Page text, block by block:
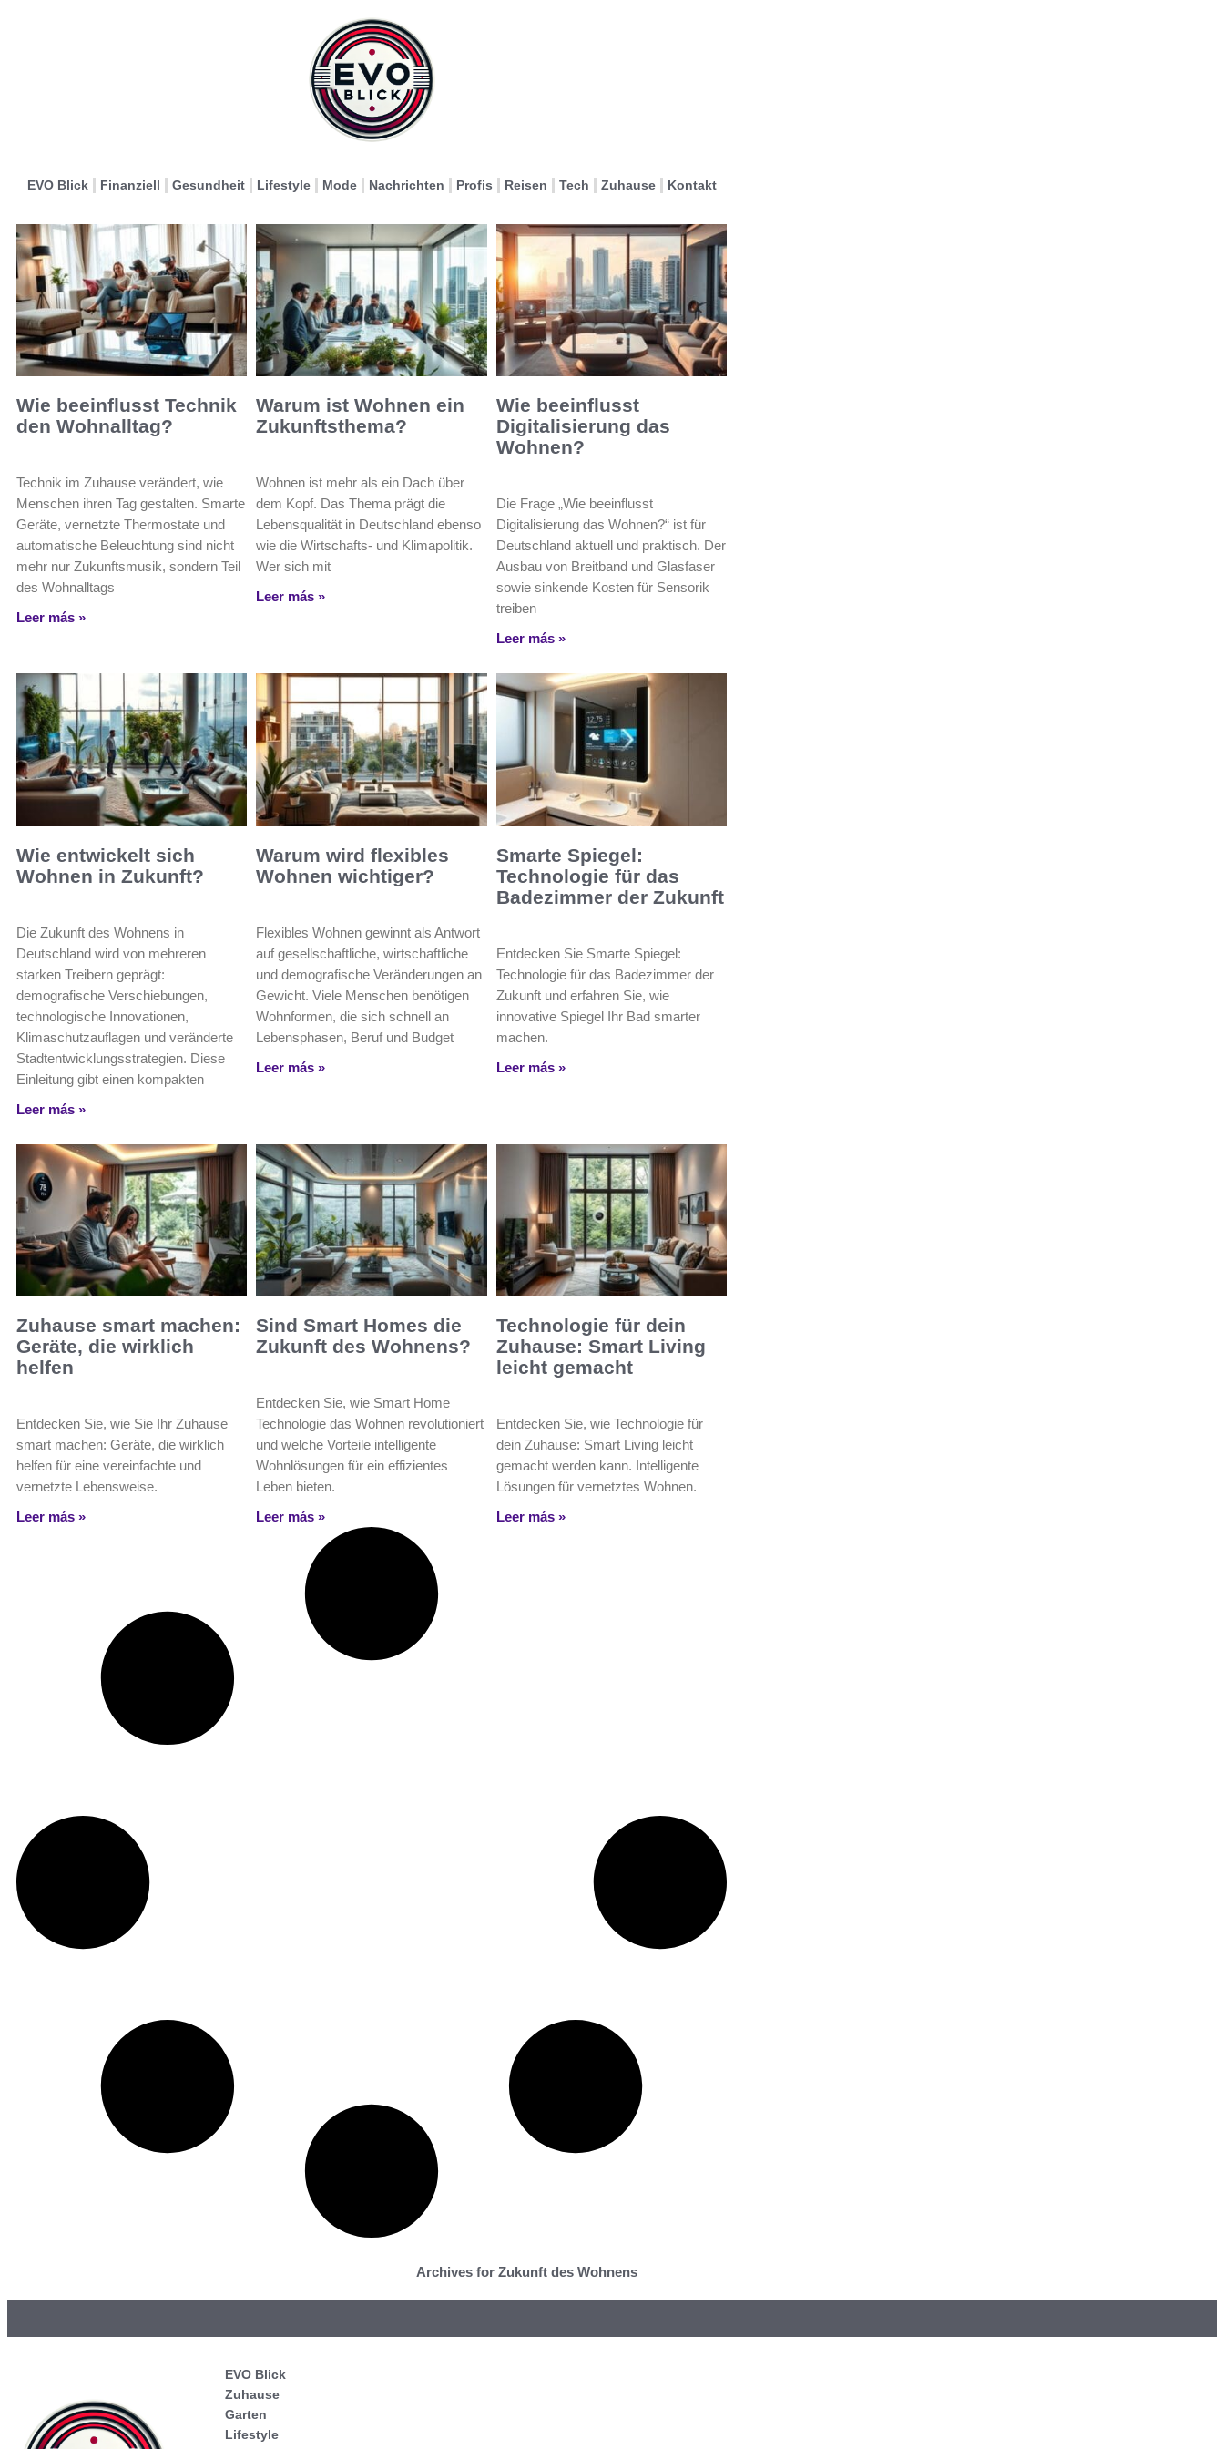
EVO Blick Finanziell Gesundheit Lifestyle Mode Nachrichten Profis Reisen Tech Zuhause Kontakt
Wie beeinflusst Technik
den Wohnalltag?
Technik im Zuhause verändert, wie
Menschen ihren Tag gestalten. Smarte
Geräte, vernetzte Thermostate und
automatische Beleuchtung sind nicht
mehr nur Zukunftsmusik, sondern Teil
des Wohnalltags
Leer más »
Warum ist Wohnen ein
Zukunftsthema?
Wohnen ist mehr als ein Dach über
dem Kopf. Das Thema prägt die
Lebensqualität in Deutschland ebenso
wie die Wirtschafts- und Klimapolitik.
Wer sich mit
Leer más »
Wie beeinflusst
Digitalisierung das
Wohnen?
Die Frage „Wie beeinflusst
Digitalisierung das Wohnen?“ ist für
Deutschland aktuell und praktisch. Der
Ausbau von Breitband und Glasfaser
sowie sinkende Kosten für Sensorik
treiben
Leer más »
Wie entwickelt sich
Wohnen in Zukunft?
Die Zukunft des Wohnens in
Deutschland wird von mehreren
starken Treibern geprägt:
demografische Verschiebungen,
technologische Innovationen,
Klimaschutzauflagen und veränderte
Stadtentwicklungsstrategien. Diese
Einleitung gibt einen kompakten
Leer más »
Warum wird flexibles
Wohnen wichtiger?
Flexibles Wohnen gewinnt als Antwort
auf gesellschaftliche, wirtschaftliche
und demografische Veränderungen an
Gewicht. Viele Menschen benötigen
Wohnformen, die sich schnell an
Lebensphasen, Beruf und Budget
Leer más »
Smarte Spiegel:
Technologie für das
Badezimmer der Zukunft
Entdecken Sie Smarte Spiegel:
Technologie für das Badezimmer der
Zukunft und erfahren Sie, wie
innovative Spiegel Ihr Bad smarter
machen.
Leer más »
Zuhause smart machen:
Geräte, die wirklich
helfen
Entdecken Sie, wie Sie Ihr Zuhause
smart machen: Geräte, die wirklich
helfen für eine vereinfachte und
vernetzte Lebensweise.
Leer más »
Sind Smart Homes die
Zukunft des Wohnens?
Entdecken Sie, wie Smart Home
Technologie das Wohnen revolutioniert
und welche Vorteile intelligente
Wohnlösungen für ein effizientes
Leben bieten.
Leer más »
Technologie für dein
Zuhause: Smart Living
leicht gemacht
Entdecken Sie, wie Technologie für
dein Zuhause: Smart Living leicht
gemacht werden kann. Intelligente
Lösungen für vernetztes Wohnen.
Leer más »
Archives for Zukunft des Wohnens
EVO Blick
Zuhause
Garten
Lifestyle